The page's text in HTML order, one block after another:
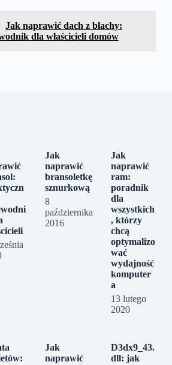
Jak naprawić dach z blachy:
dla właścicieli domów
Jak
naprawić
bransoletkę
sznurkową
8
października
2016
Jak
naprawić
ram:
poradnik
dla
wszystkich
, którzy
chcą
optymalizo
wać
wydajność
komputer
a
13 lutego
2020
Jak
naprawić
D3dx9_43.
dll: jak